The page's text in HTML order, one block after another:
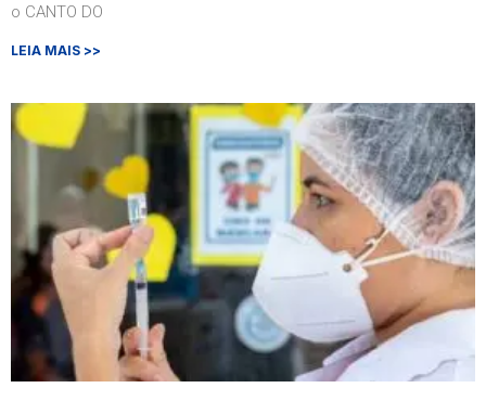
o CANTO DO
LEIA MAIS >>